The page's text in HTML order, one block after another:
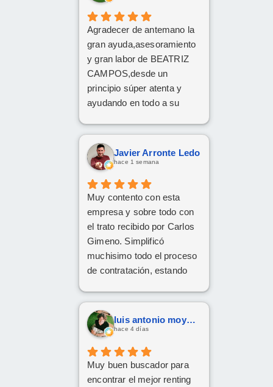
nuevo coche.
Agradecer de antemano la
gran ayuda,asesoramiento
y gran labor de BEATRIZ
CAMPOS,desde un
principio súper atenta y
ayudando en todo a su
recomendable,grandes
profesionales
Javier Arronte Ledo
hace 1 semana
Muy contento con esta
empresa y sobre todo con
el trato recibido por Carlos
Gimeno. Simplificó
muchisimo todo el proceso
de contratación, estando
momento y aclarando
cualquier posible duda.
Gracias Carlos!
luis antonio moya fernandez
hace 4 días
Muy buen buscador para
encontrar el mejor renting